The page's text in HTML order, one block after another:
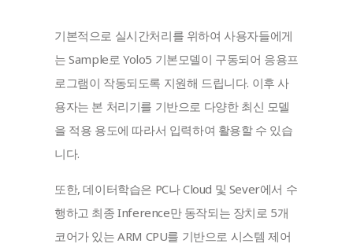
기본적으로 실시간처리를 위하여 사용자들에게
는 Sample로 Yolo5 기본모델이 구동되어 응용프
로그램이 작동되도록 지원해 드립니다. 이후 사
용자는 본 처리기를 기반으로 다양한 최신 모델
을 적용 용도에 따라서 입력하여 활용할 수 있습
니다.
또한, 데이터학습은 PC나 Cloud 및 Sever에서 수
행하고 최종 Inference만 동작되는 장치로 5개
코어가 있는 ARM CPU를 기반으로 시스템 제어